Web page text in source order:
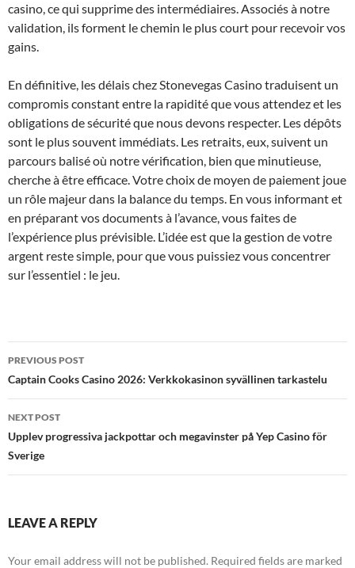
casino, ce qui supprime des intermédiaires. Associés à notre
validation, ils forment le chemin le plus court pour recevoir vos
gains.
En définitive, les délais chez Stonevegas Casino traduisent un
compromis constant entre la rapidité que vous attendez et les
obligations de sécurité que nous devons respecter. Les dépôts
sont le plus souvent immédiats. Les retraits, eux, suivent un
parcours balisé où notre vérification, bien que minutieuse,
cherche à être efficace. Votre choix de moyen de paiement joue
un rôle majeur dans la balance du temps. En vous informant et
en préparant vos documents à l’avance, vous faites de
l’expérience plus prévisible. L’idée est que la gestion de votre
argent reste simple, pour que vous puissiez vous concentrer
sur l’essentiel : le jeu.
Post
navigation
PREVIOUS POST
Captain Cooks Casino 2026: Verkkokasinon syvällinen tarkastelu
NEXT POST
Upplev progressiva jackpottar och megavinster på Yep Casino för
Sverige
LEAVE A REPLY
Your email address will not be published. Required fields are marked